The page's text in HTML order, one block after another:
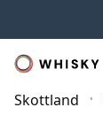
Skottland